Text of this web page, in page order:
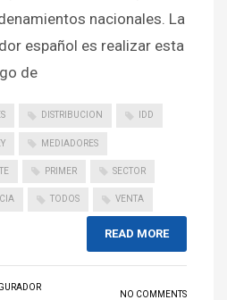
nacionales. La
español es realizar esta
de
DISTRIBUCION IDD
MEDIADORES
PRIMER SECTOR
TODOS VENTA
READ MORE
NO COMMENTS